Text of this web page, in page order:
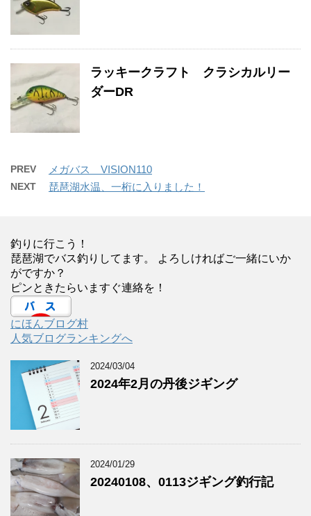
ラッキークラフト クラシカルリー
ダーDR
PREV メガバス VISION110
NEXT 琵琶湖水温、一桁に入りました！
釣りに行こう！
琵琶湖でバス釣りしてます。 よろしければご一緒にいか
がですか？
ピンときたらいますぐ連絡を！
にほんブログ村
人気ブログランキングへ
2024/03/04
2024年2月の丹後ジギング
2024/01/29
20240108、0113ジギング釣行記